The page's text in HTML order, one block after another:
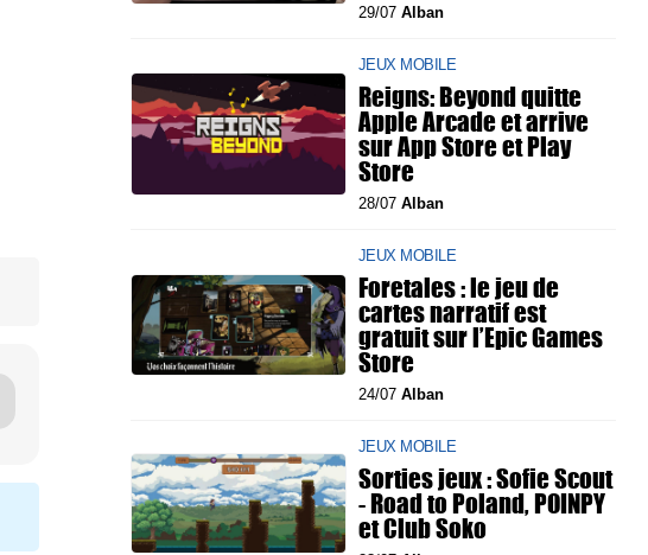
29/07 Alban
JEUX MOBILE
Reigns: Beyond quitte
Apple Arcade et arrive
sur App Store et Play
Store
28/07 Alban
JEUX MOBILE
Foretales : le jeu de
cartes narratif est
gratuit sur l’Epic Games
Store
24/07 Alban
JEUX MOBILE
Sorties jeux : Sofie Scout
- Road to Poland, POINPY
et Club Soko